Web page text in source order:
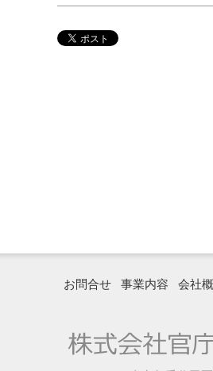
お問合せ 事業内容 会社